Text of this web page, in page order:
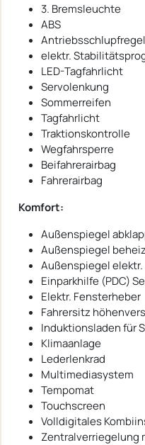
3. Bremsleuchte
ABS
elektr.
LED-Tagfahrlicht
Servolenkung
Sommerreifen
Tagfahrlicht
Traktionskontrolle
Wegfahrsperre
Beifahrerairbag
Fahrerairbag
Komfort:
Außenspiegel
Außenspiegel
Außenspiegel elektr.
Einparkhilfe (PDC)
Elektr. Fensterheber
Fahrersitz
Induktionsladen für
Klimaanlage
Lederlenkrad
Multimediasystem
Tempomat
Touchscreen
Volldigitales
Zentralverriegelung